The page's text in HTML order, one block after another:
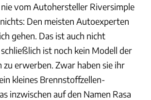
nie vom Autohersteller Riversimple
Den meisten Autoexperten
gehen. Das ist auch nicht
ist noch kein Modell der
zu erwerben. Zwar haben sie ihr
kleines Brennstoffzellen-
inzwischen auf den Namen Rasa